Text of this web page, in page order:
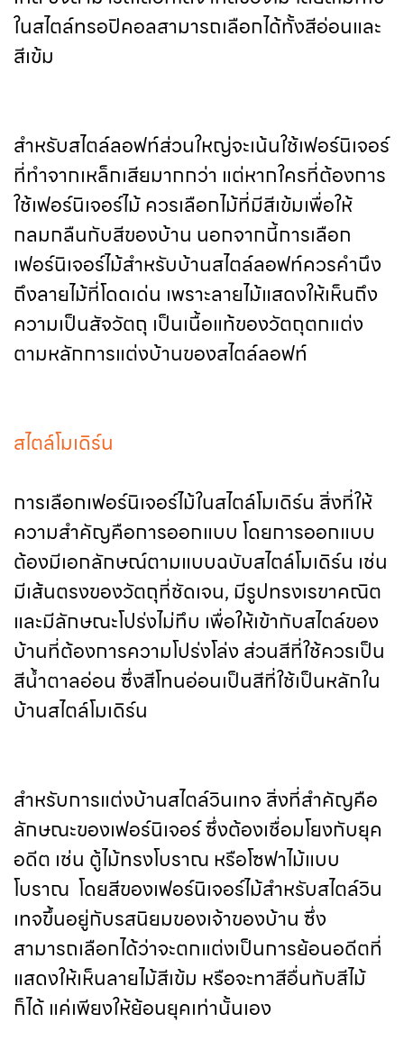
ในสไตล์ทรอปิคอลสามารถเลือกได้ทั้งสีอ่อนและ
สีเข้ม
สำหรับสไตล์ลอฟท์ส่วนใหญ่จะเน้นใช้เฟอร์นิเจอร์
ที่ทำจากเหล็กเสียมากกว่า แต่หากใครที่ต้องการ
ใช้เฟอร์นิเจอร์ไม้ ควรเลือกไม้ที่มีสีเข้มเพื่อให้
กลมกลืนกับสีของบ้าน นอกจากนี้การเลือก
เฟอร์นิเจอร์ไม้สำหรับบ้านสไตล์ลอฟท์ควรคำนึง
ถึงลายไม้ที่โดดเด่น เพราะลายไม้แสดงให้เห็นถึง
ความเป็นสัจวัตถุ เป็นเนื้อแท้ของวัตถุตกแต่ง
ตามหลักการแต่งบ้านของสไตล์ลอฟท์
สไตล์โมเดิร์น
การเลือกเฟอร์นิเจอร์ไม้ในสไตล์โมเดิร์น สิ่งที่ให้
ความสำคัญคือการออกแบบ โดยการออกแบบ
ต้องมีเอกลักษณ์ตามแบบฉบับสไตล์โมเดิร์น เช่น
มีเส้นตรงของวัตถุที่ชัดเจน, มีรูปทรงเรขาคณิต
และมีลักษณะโปร่งไม่ทึบ เพื่อให้เข้ากับสไตล์ของ
บ้านที่ต้องการความโปร่งโล่ง ส่วนสีที่ใช้ควรเป็น
สีน้ำตาลอ่อน ซึ่งสีโทนอ่อนเป็นสีที่ใช้เป็นหลักใน
บ้านสไตล์โมเดิร์น
สำหรับการแต่งบ้านสไตล์วินเทจ สิ่งที่สำคัญคือ
ลักษณะของเฟอร์นิเจอร์ ซึ่งต้องเชื่อมโยงกับยุค
อดีต เช่น ตู้ไม้ทรงโบราณ หรือโซฟาไม้แบบ
โบราณ โดยสีของเฟอร์นิเจอร์ไม้สำหรับสไตล์วิน
เทจขึ้นอยู่กับรสนิยมของเจ้าของบ้าน ซึ่ง
สามารถเลือกได้ว่าจะตกแต่งเป็นการย้อนอดีตที่
แสดงให้เห็นลายไม้สีเข้ม หรือจะทาสีอื่นทับสีไม้
ก็ได้ แค่เพียงให้ย้อนยุคเท่านั้นเอง